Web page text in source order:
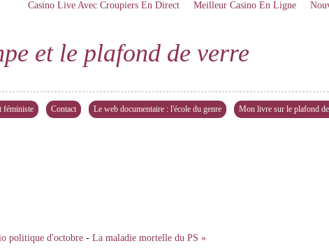
Casino Live Avec Croupiers En Direct Meilleur Casino En Ligne
et le plafond de verre
politique d'octobre - La maladie mortelle du PS »
féministe Contact Le web documentaire : l'école du genre Mon livre sur le plafond